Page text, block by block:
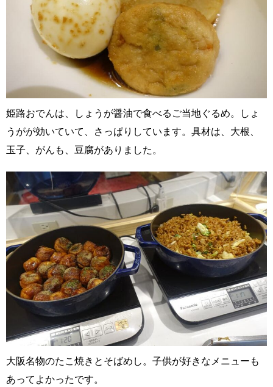
姫路おでんは、しょうが醤油で食べるご当地ぐるめ。しょ
うがが効いていて、さっぱりしています。具材は、大根、
玉子、がんも、豆腐がありました。
大阪名物のたこ焼きとそばめし。子供が好きなメニューも
あってよかったです。